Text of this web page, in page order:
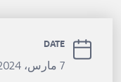
DATE
7 مارس، 2024